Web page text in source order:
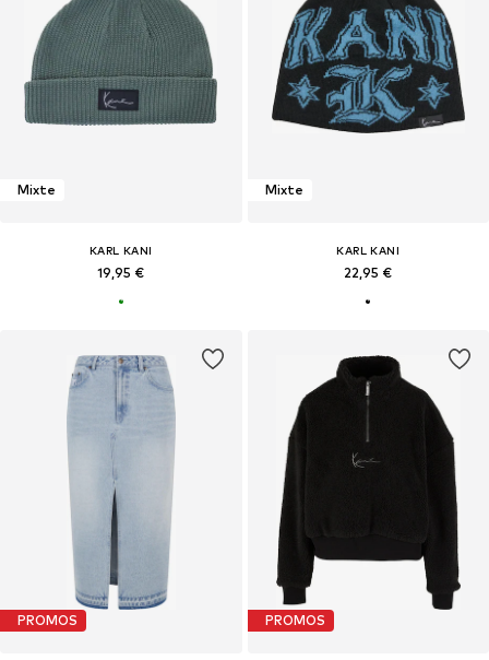
Mixte
KARL KANI
19,95 €
Mixte
KARL KANI
22,95 €
PROMOS PROMOS